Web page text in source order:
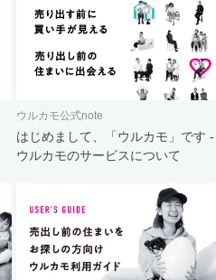
ウルカモ公式note
はじめまして、「ウルカモ」です -
ウルカモのサービスについて